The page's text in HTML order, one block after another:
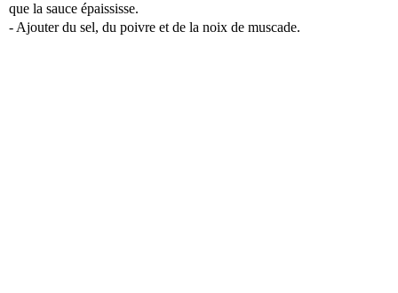
que la sauce épaississe.
- Ajouter du sel, du poivre et de la noix de muscade.